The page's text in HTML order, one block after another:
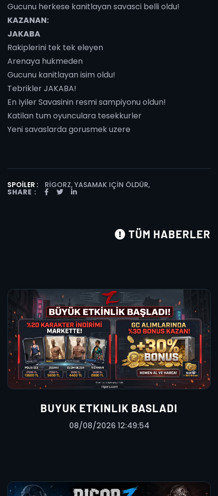
Gucunu herkese kanitlayan savasci belli oldu!
KAZANAN:
JAKABA
Rakiplerini tek tek eleyen
Arenaya hukmeden
Gucunu kanitlayan isim oldu!
Tebrikler JAKABA!
En Iyiler Savasinin resmi sampiyonu oldun!
Katilan tum oyunculara tesekkurler
Yeni savaslarda gorusmek uzere
SPOILER : RIGORZ, YASAMAK IÇIN ÖLDÜR,
SHARE :
TÜM HABERLER
BUYUK ETKINLIK BASLADI
08/08/2026 12:49:54